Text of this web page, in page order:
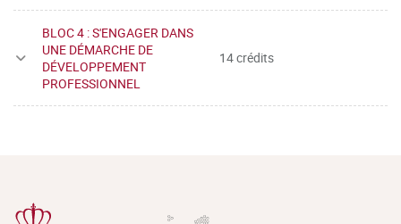
BLOC 4 : S'ENGAGER DANS
UNE DÉMARCHE DE
DÉVELOPPEMENT
PROFESSIONNEL
14 crédits